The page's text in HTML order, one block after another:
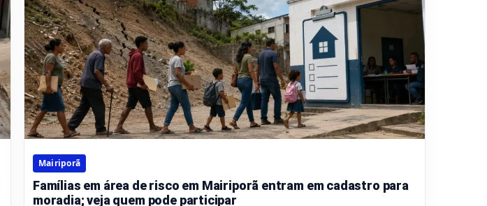
Mairiporã
Famílias em área de risco em Mairiporã entram em cadastro para
moradia; veja quem pode participar